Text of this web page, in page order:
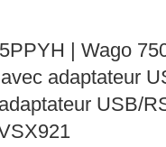
| Wago
adaptateur
USB/